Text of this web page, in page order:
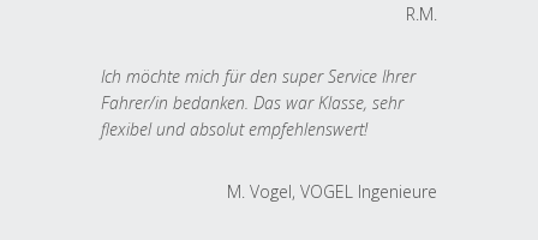
R.M.
Ich möchte mich für den super Service Ihrer
Fahrer/in bedanken. Das war Klasse, sehr
flexibel und absolut empfehlenswert!
M. Vogel, VOGEL Ingenieure